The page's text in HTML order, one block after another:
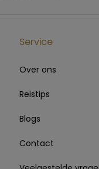
Service
Over ons
Reistips
Blogs
Contact